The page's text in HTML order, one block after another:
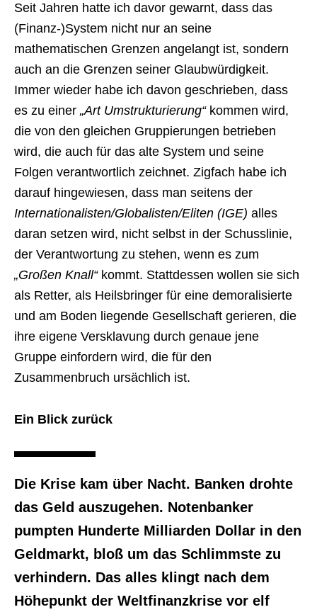
Seit Jahren hatte ich davor gewarnt, dass das
(Finanz-)System nicht nur an seine
mathematischen Grenzen angelangt ist, sondern
auch an die Grenzen seiner Glaubwürdigkeit.
Immer wieder habe ich davon geschrieben, dass
es zu einer „Art Umstrukturierung“kommen wird,
die von den gleichen Gruppierungen betrieben
wird, die auch für das alte System und seine
Folgen verantwortlich zeichnet. Zigfach habe ich
darauf hingewiesen, dass man seitens der
Internationalisten/Globalisten/Eliten (IGE) alles
daran setzen wird, nicht selbst in der Schusslinie,
der Verantwortung zu stehen, wenn es zum
„Großen Knall“kommt. Stattdessen wollen sie sich
als Retter, als Heilsbringer für eine demoralisierte
und am Boden liegende Gesellschaft gerieren, die
ihre eigene Versklavung durch genaue jene
Gruppe einfordern wird, die für den
Zusammenbruch ursächlich ist.
Ein Blick zurück
Die Krise kam über Nacht. Banken drohte
das Geld auszugehen. Notenbanker
pumpten Hunderte Milliarden Dollar in den
Geldmarkt, bloß um das Schlimmste zu
verhindern. Das alles klingt nach dem
Höhepunkt der Weltfinanzkrise vor elf